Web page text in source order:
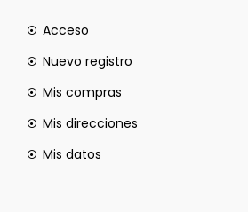
Acceso
Nuevo registro
Mis compras
Mis direcciones
Mis datos